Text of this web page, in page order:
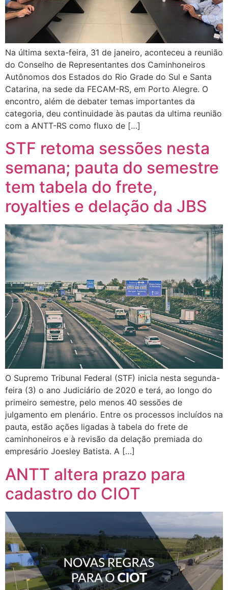
Na última sexta-feira, 31 de janeiro, aconteceu a reunião
do Conselho de Representantes dos Caminhoneiros
Autônomos dos Estados do Rio Grade do Sul e Santa
Catarina, na sede da FECAM-RS, em Porto Alegre. O
encontro, além de debater temas importantes da
categoria, deu continuidade às pautas da ultima reunião
com a ANTT-RS como fluxo de […]
STF retoma sessões nesta
semana; pauta do semestre
tem tabela do frete,
royalties e delação da JBS
O Supremo Tribunal Federal (STF) inicia nesta segunda-
feira (3) o ano Judiciário de 2020 e terá, ao longo do
primeiro semestre, pelo menos 40 sessões de
julgamento em plenário. Entre os processos incluídos na
pauta, estão ações ligadas à tabela do frete de
caminhoneiros e à revisão da delação premiada do
empresário Joesley Batista. A […]
ANTT altera prazo para
cadastro do CIOT